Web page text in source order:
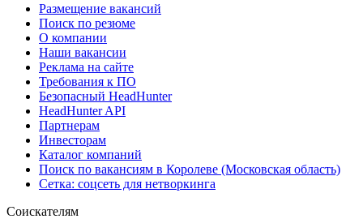
Размещение вакансий
Поиск по резюме
О компании
Наши вакансии
Реклама на сайте
Требования к ПО
Безопасный HeadHunter
HeadHunter API
Партнерам
Инвесторам
Каталог компаний
Поиск по вакансиям в Королеве (Московская область)
Сетка: соцсеть для нетворкинга
Соискателям